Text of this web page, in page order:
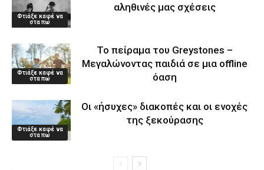
Φτιάξε καφέ να
στα πω
αληθινές μας σχέσεις
Φτιάξε καφέ να
στα πω
Το πείραμα του Greystones –
Μεγαλώνοντας παιδιά σε μια offline
όαση
Φτιάξε καφέ να
στα πω
Οι «ήσυχες» διακοπές και οι ενοχές
της ξεκούρασης